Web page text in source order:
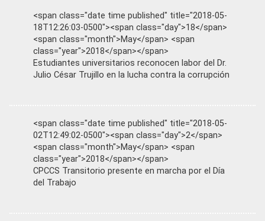
<span class="date time published" title="2018-05-
18T12:26:03-0500"><span class="day">18</span>
<span class="month">May</span> <span
class="year">2018</span></span>
Estudiantes universitarios reconocen labor del Dr.
Julio César Trujillo en la lucha contra la corrupción
<span class="date time published" title="2018-05-
02T12:49:02-0500"><span class="day">2</span>
<span class="month">May</span> <span
class="year">2018</span></span>
CPCCS Transitorio presente en marcha por el Día
del Trabajo